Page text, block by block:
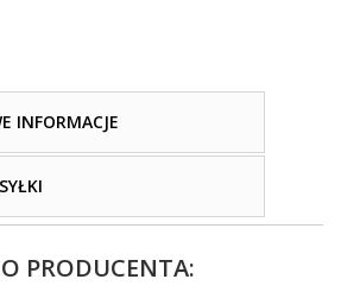
INFORMACJE
PRODUCENTA: